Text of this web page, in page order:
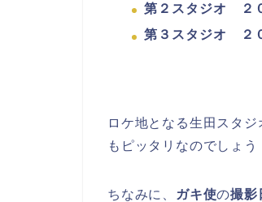
第２スタジオ ２
第３スタジオ ２
ロケ地となる生田スタ
もピッタリなのでしょう
ちなみに、 ガキ使の撮影